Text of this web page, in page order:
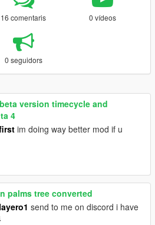
16 comentaris 0 vídeos
0 seguidors
version timecycle and
4
im doing way better mod if u
palms tree converted
send to me on discord i have